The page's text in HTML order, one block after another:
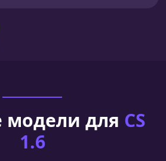
модели для CS
1.6